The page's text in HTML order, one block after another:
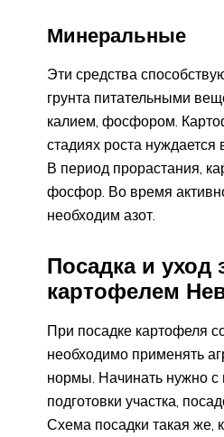
Минеральные
Эти средства
грунта питательными
калием, фосфором.
стадиях роста нуждается
В период прорастания,
фосфор. Во время
необходим азот.
Посадка и уход
картофелем
При посадке картофеля
необходимо применять
нормы. Начинать нужно с
подготовки участка,
Схема посадки такая же,